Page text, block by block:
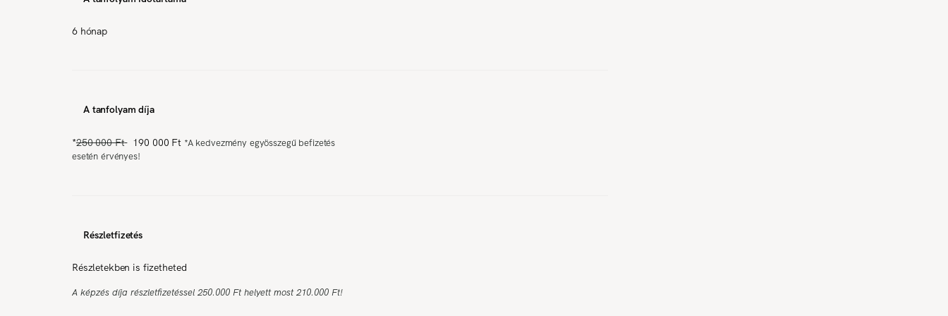
6 hónap
A tanfolyam díja
*250 000 Ft 190 000 Ft *A kedvezmény egyösszegű befizetés
esetén érvényes!
Részletfizetés
Részletekben is fizetheted
A képzés díja részletfizetéssel 250.000 Ft helyett most 210.000 Ft!